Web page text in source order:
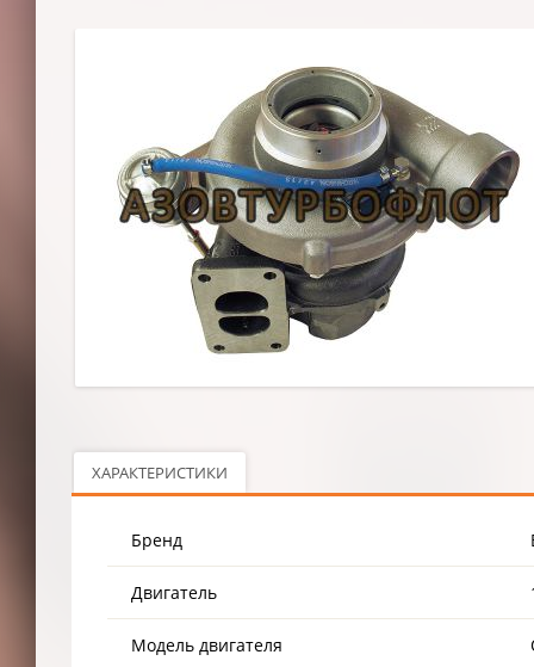
ХАРАКТЕРИСТИКИ
Бренд
Двигатель
Модель двигателя